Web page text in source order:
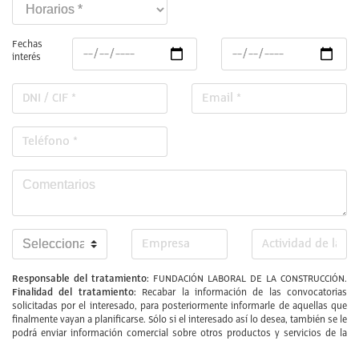
Fechas
interés
Responsable del tratamiento: FUNDACIÓN LABORAL DE LA CONSTRUCCIÓN.
Finalidad del tratamiento: Recabar la información de las convocatorias
solicitadas por el interesado, para posteriormente informarle de aquellas que
finalmente vayan a planificarse. Sólo si el interesado así lo desea, también se le
podrá enviar información comercial sobre otros productos y servicios de la